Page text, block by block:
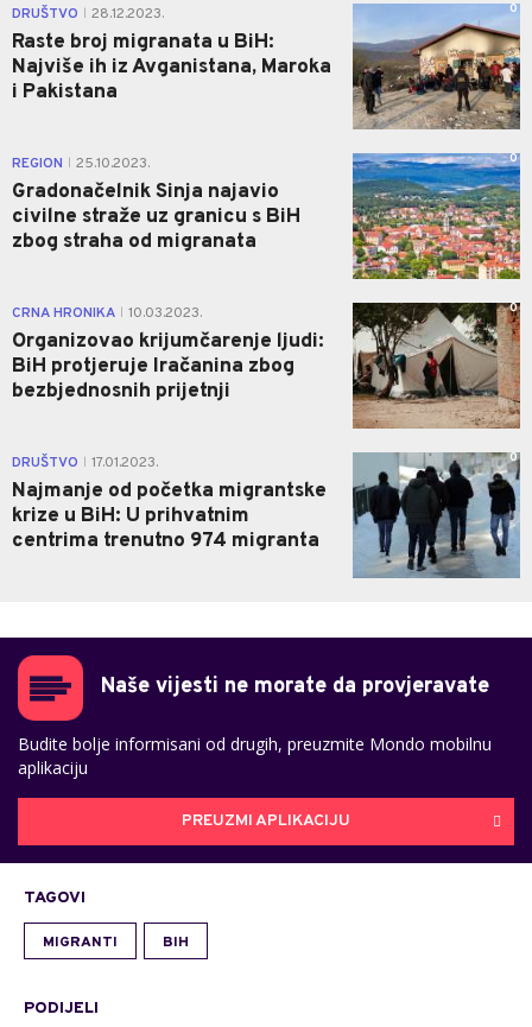
DRUŠTVO 28.12.2023.
Raste broj migranata u BiH:
Najviše ih iz Avganistana, Maroka
i Pakistana
0
REGION 25.10.2023.
Gradonačelnik Sinja najavio
civilne straže uz granicu s BiH
zbog straha od migranata
0
CRNA HRONIKA 10.03.2023.
Organizovao krijumčarenje ljudi:
BiH protjeruje Iračanina zbog
bezbjednosnih prijetnji
0
DRUŠTVO 17.01.2023.
Najmanje od početka migrantske
krize u BiH: U prihvatnim
centrima trenutno 974 migranta
0
Naše vijesti ne morate da provjeravate
Budite bolje informisani od drugih, preuzmite Mondo mobilnu
aplikaciju
PREUZMI APLIKACIJU
TAGOVI
MIGRANTI BIH
PODIJELI